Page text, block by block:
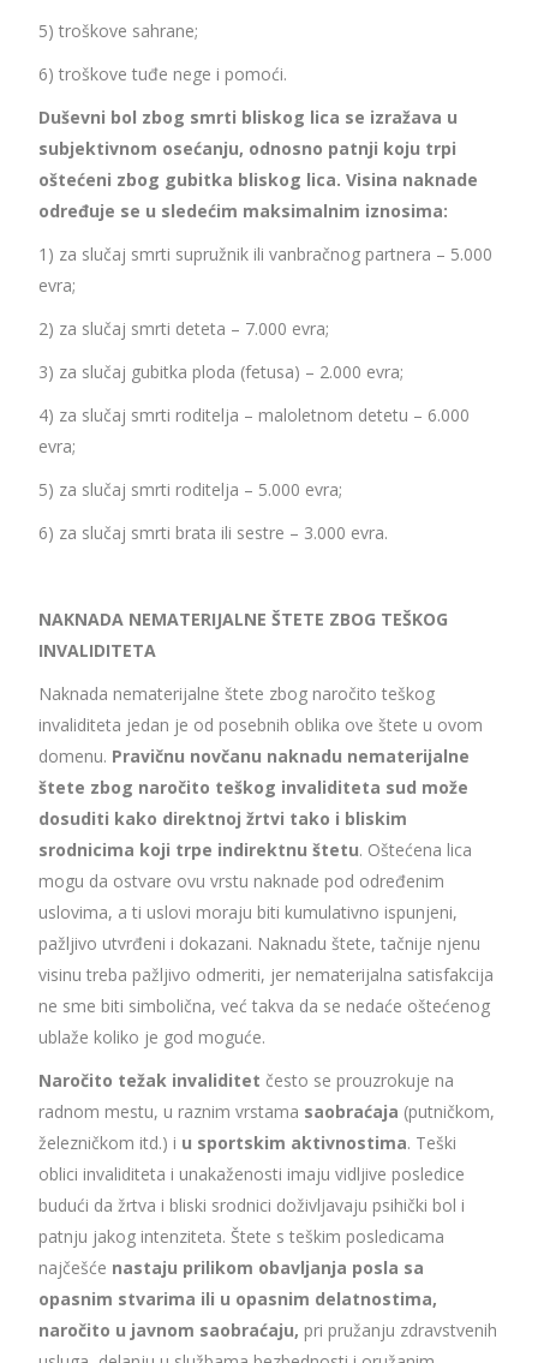
5) troškove sahrane;
6) troškove tuđe nege i pomoći.
Duševni bol zbog smrti bliskog lica se izražava u
subjektivnom osećanju, odnosno patnji koju trpi
oštećeni zbog gubitka bliskog lica. Visina naknade
određuje se u sledećim maksimalnim iznosima:
1) za slučaj smrti supružnik ili vanbračnog partnera – 5.000
evra;
2) za slučaj smrti deteta – 7.000 evra;
3) za slučaj gubitka ploda (fetusa) – 2.000 evra;
4) za slučaj smrti roditelja – maloletnom detetu – 6.000
evra;
5) za slučaj smrti roditelja – 5.000 evra;
6) za slučaj smrti brata ili sestre – 3.000 evra.
NAKNADA NEMATERIJALNE ŠTETE ZBOG TEŠKOG
INVALIDITETA
Naknada nematerijalne štete zbog naročito teškog
invaliditeta jedan je od posebnih oblika ove štete u ovom
domenu. Pravičnu novčanu naknadu nematerijalne
štete zbog naročito teškog invaliditeta sud može
dosuditi kako direktnoj žrtvi tako i bliskim
srodnicima koji trpe indirektnu štetu. Oštećena lica
mogu da ostvare ovu vrstu naknade pod određenim
uslovima, a ti uslovi moraju biti kumulativno ispunjeni,
pažljivo utvrđeni i dokazani. Naknadu štete, tačnije njenu
visinu treba pažljivo odmeriti, jer nematerijalna satisfakcija
ne sme biti simbolična, već takva da se nedaće oštećenog
ublaže koliko je god moguće.
Naročito težak invaliditet često se prouzrokuje na
radnom mestu, u raznim vrstama saobraćaja (putničkom,
železničkom itd.) i u sportskim aktivnostima. Teški
oblici invaliditeta i unakaženosti imaju vidljive posledice
budući da žrtva i bliski srodnici doživljavaju psihički bol i
patnju jakog intenziteta. Štete s teškim posledicama
najčešće nastaju prilikom obavljanja posla sa
opasnim stvarima ili u opasnim delatnostima,
naročito u javnom saobraćaju, pri pružanju zdravstvenih